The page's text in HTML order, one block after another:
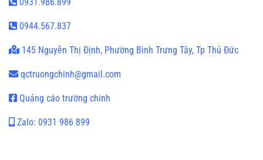
0944.567.837
145 Nguyễn Thị Định, Phường Bình Trưng Tây, Tp Thủ Đức
qctruongchinh@gmail.com
Quảng cáo trường chinh
Zalo: 0931 986 899